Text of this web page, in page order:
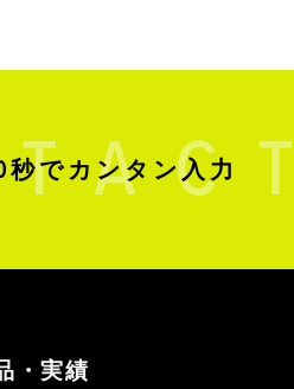
でカンタン入力
・実績